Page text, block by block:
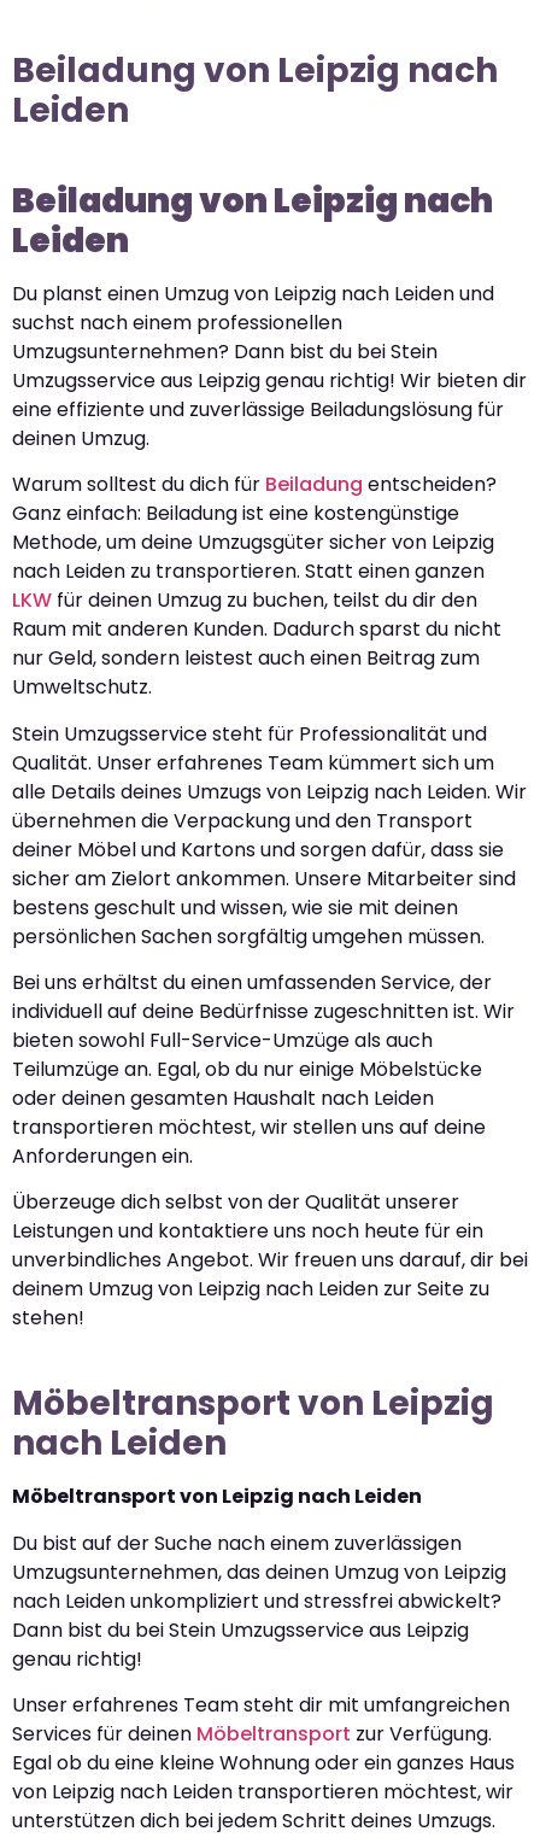
Beiladung von Leipzig nach
Leiden
Beiladung von Leipzig nach
Leiden
Du planst einen Umzug von Leipzig nach Leiden und
suchst nach einem professionellen
Umzugsunternehmen? Dann bist du bei Stein
Umzugsservice aus Leipzig genau richtig! Wir bieten dir
eine effiziente und zuverlässige Beiladungslösung für
deinen Umzug.
Warum solltest du dich für Beiladung entscheiden?
Ganz einfach: Beiladung ist eine kostengünstige
Methode, um deine Umzugsgüter sicher von Leipzig
nach Leiden zu transportieren. Statt einen ganzen
LKW für deinen Umzug zu buchen, teilst du dir den
Raum mit anderen Kunden. Dadurch sparst du nicht
nur Geld, sondern leistest auch einen Beitrag zum
Umweltschutz.
Stein Umzugsservice steht für Professionalität und
Qualität. Unser erfahrenes Team kümmert sich um
alle Details deines Umzugs von Leipzig nach Leiden. Wir
übernehmen die Verpackung und den Transport
deiner Möbel und Kartons und sorgen dafür, dass sie
sicher am Zielort ankommen. Unsere Mitarbeiter sind
bestens geschult und wissen, wie sie mit deinen
persönlichen Sachen sorgfältig umgehen müssen.
Bei uns erhältst du einen umfassenden Service, der
individuell auf deine Bedürfnisse zugeschnitten ist. Wir
bieten sowohl Full-Service-Umzüge als auch
Teilumzüge an. Egal, ob du nur einige Möbelstücke
oder deinen gesamten Haushalt nach Leiden
transportieren möchtest, wir stellen uns auf deine
Anforderungen ein.
Überzeuge dich selbst von der Qualität unserer
Leistungen und kontaktiere uns noch heute für ein
unverbindliches Angebot. Wir freuen uns darauf, dir bei
deinem Umzug von Leipzig nach Leiden zur Seite zu
stehen!
Möbeltransport von Leipzig
nach Leiden
Möbeltransport von Leipzig nach Leiden
Du bist auf der Suche nach einem zuverlässigen
Umzugsunternehmen, das deinen Umzug von Leipzig
nach Leiden unkompliziert und stressfrei abwickelt?
Dann bist du bei Stein Umzugsservice aus Leipzig
genau richtig!
Unser erfahrenes Team steht dir mit umfangreichen
Services für deinen Möbeltransport zur Verfügung.
Egal ob du eine kleine Wohnung oder ein ganzes Haus
von Leipzig nach Leiden transportieren möchtest, wir
unterstützen dich bei jedem Schritt deines Umzugs.